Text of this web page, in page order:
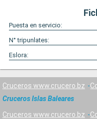
Puesta en servicio:
N° tripunlates:
Eslora:
Cruceros www.crucero.bz
Cruceros Islas Baleares
Cruceros www.crucero.bz